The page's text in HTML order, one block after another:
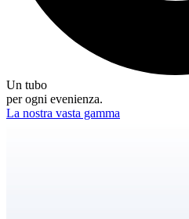
Un tubo
per ogni evenienza.
La nostra vasta gamma